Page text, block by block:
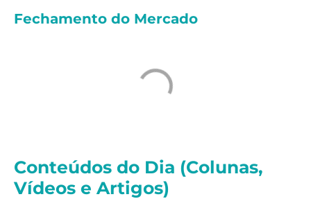
Fechamento do Mercado
Conteúdos do Dia (Colunas,
Vídeos e Artigos)